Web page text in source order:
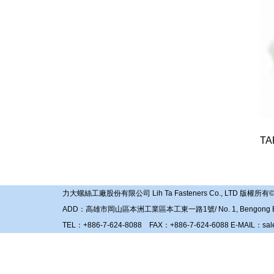
力大螺絲工廠股份有限公司 Lih Ta Fasteners Co., LTD 版權所
ADD：高雄市岡山區本洲工業區本工東一路1號/ No. 1,
TEL：+886-7-624-8088 FAX：+886-7-624-6088 E-MAIL：